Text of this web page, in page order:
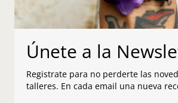
Únete a la
Registrate para no perderte las
talleres. En cada email una nueva